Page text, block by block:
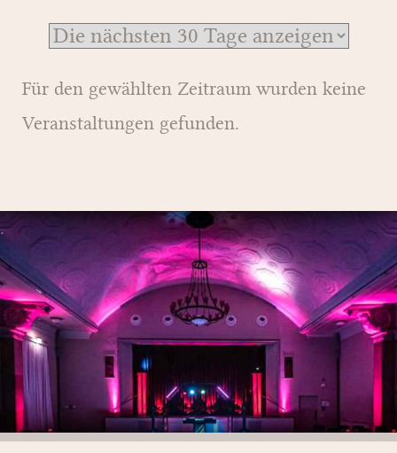
Für den gewählten Zeitraum wurden keine
Veranstaltungen gefunden.
.